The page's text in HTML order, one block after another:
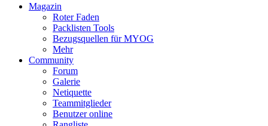
Magazin
Roter Faden
Packlisten Tools
Bezugsquellen für MYOG
Mehr
Community
Forum
Galerie
Netiquette
Teammitglieder
Benutzer online